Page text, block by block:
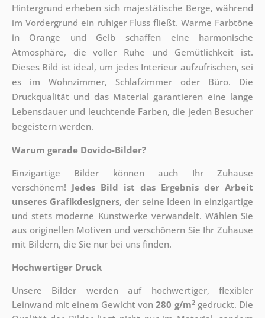
Hintergrund erheben sich majestätische Berge, während
im Vordergrund ein ruhiger Fluss fließt. Warme Farbtöne
in Orange und Gelb schaffen eine harmonische
Atmosphäre, die voller Ruhe und Gemütlichkeit ist.
Dieses Bild ist ideal, um jedes Interieur aufzufrischen, sei
es im Wohnzimmer, Schlafzimmer oder Büro. Die
Druckqualität und das Material garantieren eine lange
Lebensdauer und leuchtende Farben, die jeden Besucher
begeistern werden.
Warum gerade Dovido-Bilder?
Einzigartige Bilder können auch Ihr Zuhause
verschönern! Jedes Bild ist das Ergebnis der Arbeit
unseres Grafikdesigners, der seine Ideen in einzigartige
und stets moderne Kunstwerke verwandelt. Wählen Sie
aus originellen Motiven und verschönern Sie Ihr Zuhause
mit Bildern, die Sie nur bei uns finden.
Hochwertiger Druck
Unsere Bilder werden auf hochwertiger, flexibler
Leinwand mit einem Gewicht von280 g/m2gedruckt. Die